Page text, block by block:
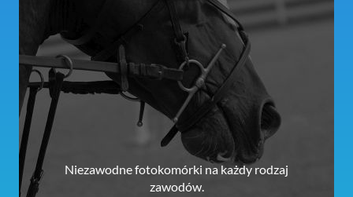
Niezawodne fotokomórki na każdy rodzaj
zawodów.